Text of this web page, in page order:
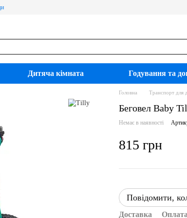
Дитяча кімната Годування та
Головна Транспорт для
Беговел Baby
Немає в наявності
815 грн
Повідомити,
Доставка Оплата